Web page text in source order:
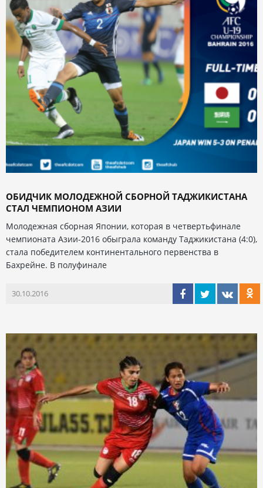
ОБИДЧИК МОЛОДЕЖНОЙ СБОРНОЙ ТАДЖИКИСТАНА
СТАЛ ЧЕМПИОНОМ АЗИИ
Молодежная сборная Японии, которая в четвертьфинале
чемпионата Азии-2016 обыграла команду Таджикистана (4:0),
стала победителем континентального первенства в
Бахрейне. В полуфинале
30.10.2016